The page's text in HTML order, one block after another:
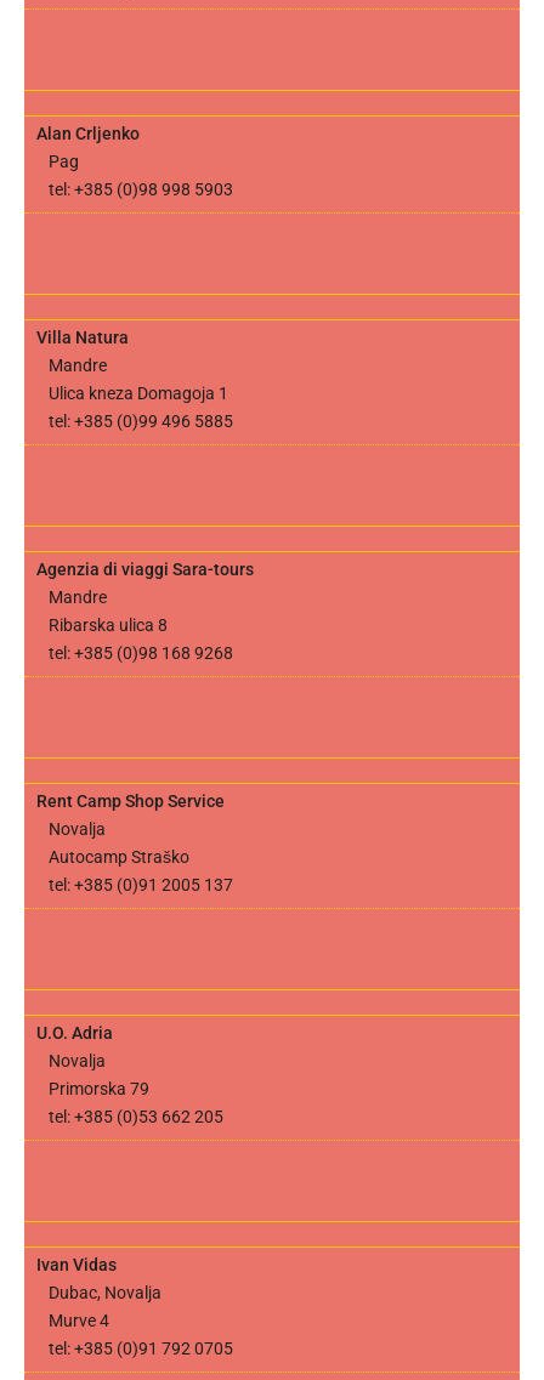
Alan Crljenko
Pag
tel: +385 (0)98 998 5903
Villa Natura
Mandre
Ulica kneza Domagoja 1
tel: +385 (0)99 496 5885
Agenzia di viaggi Sara-tours
Mandre
Ribarska ulica 8
tel: +385 (0)98 168 9268
Rent Camp Shop Service
Novalja
Autocamp Straško
tel: +385 (0)91 2005 137
U.O. Adria
Novalja
Primorska 79
tel: +385 (0)53 662 205
Ivan Vidas
Dubac, Novalja
Murve 4
tel: +385 (0)91 792 0705